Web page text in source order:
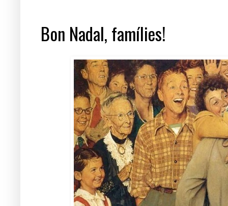
Bon Nadal, famílies!